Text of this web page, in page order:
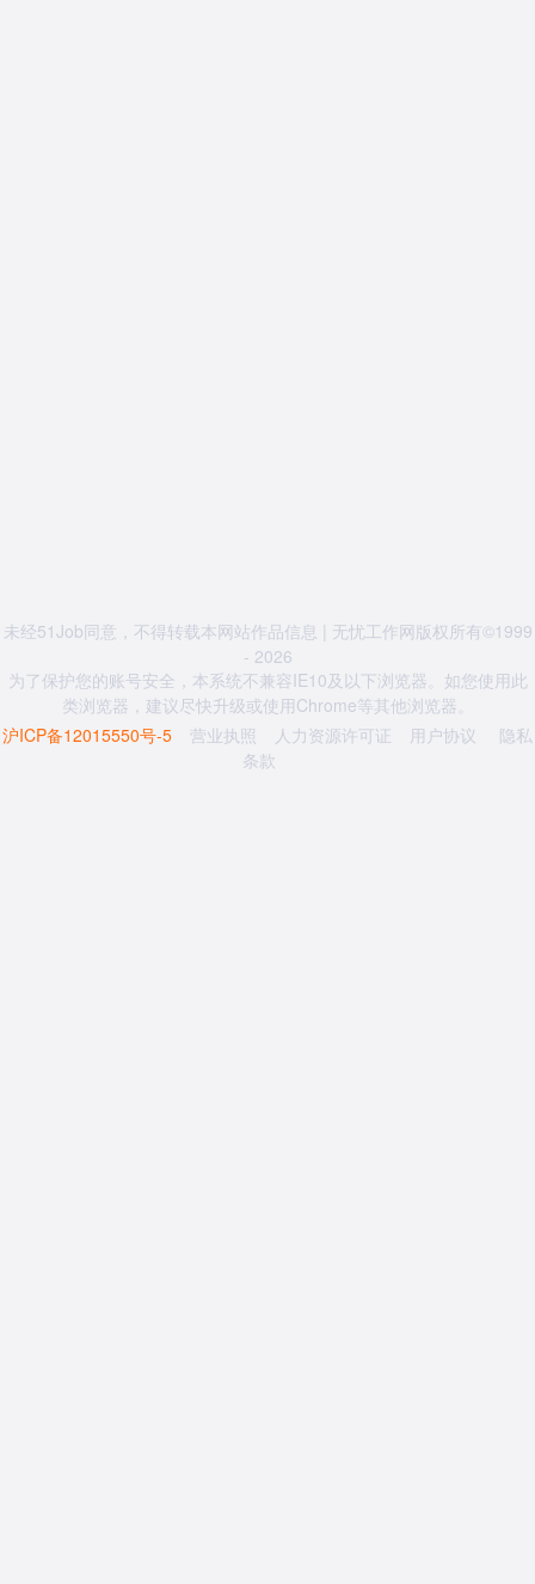
未经51Job同意，不得转载本网站作品信息 | 无忧工作网版权所有©1999
- 2026
为了保护您的账号安全，本系统不兼容IE10及以下浏览器。如您使用此
类浏览器，建议尽快升级或使用Chrome等其他浏览器。
沪ICP备12015550号-5
营业执照 人力资源许可证 用户协议
隐私
条款